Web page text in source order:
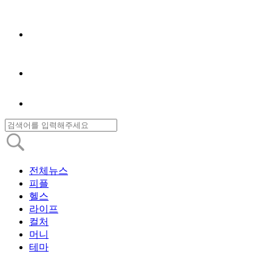
전체뉴스
피플
헬스
라이프
컬처
머니
테마